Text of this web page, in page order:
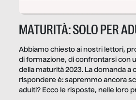
MATURITÀ: SOLO PER
Abbiamo chiesto ai nostri lettori,
di formazione, di confrontarsi con
della maturità 2023. La domanda a
rispondere è: sapremmo ancora
adulti? Ecco le risposte, nelle loro